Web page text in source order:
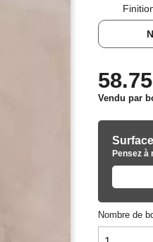
Vendu par
Pensez à
Nombre de